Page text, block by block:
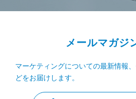
メールマガジ
マーケティングについての最新情報
どをお届けします。